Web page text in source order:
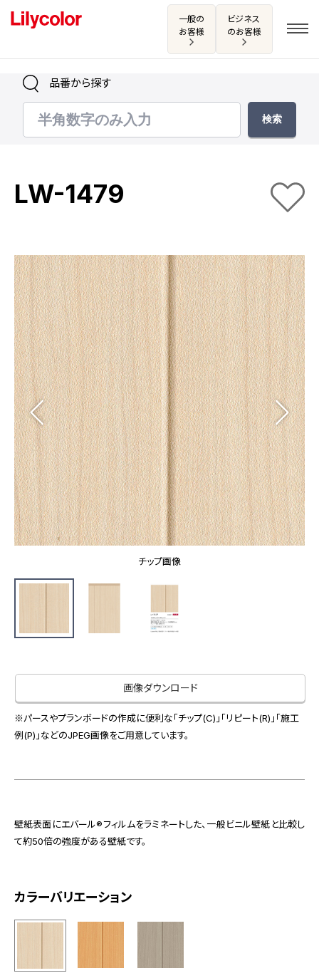
一般の
お客様
ビジネス
のお客様
ログイン・新規会員登録
お気に入り
商品を探す
商品を探す トップ
壁紙
カーテン
床材
ブランド・コレクション
Lilycolor Coordinate 着せ替えシミュレーション
カタログ一覧
カタログ一覧 トップ
壁紙
カーテン
床材
サステナブル商品
ノンワックス床タイル
壁紙機能性ガイド
施工事例
施工事例 トップ
医療・福祉施設
ホテル・オフィス・店舗
モデルハウス
新築戸建・マンション
#リリカラのある暮らし
リリカラノート
ショールーム
ショールーム トップ
東京ショールーム
大阪ショールーム
お客様サポート
お客様サポート トップ
画像ダウンロード
お役立ち資料
サンプル・カタログ請求／お問い合わせ（ビジネスのお客様）
非住宅案件に関するお問い合わせ
スペースソリューション事業
オフィスソリューション事業
会社情報
品番から探す
LW-1479
チップ画像
画像ダウンロード
※パースやプランボードの作成に便利な「チップ(C)」「リピート(R)」「施工
例(P)」などのJPEG画像をご用意しています。
壁紙表面にエバール®フィルムをラミネートした、一般ビニル壁紙と比較し
て約50倍の強度がある壁紙です。
カラーバリエーション